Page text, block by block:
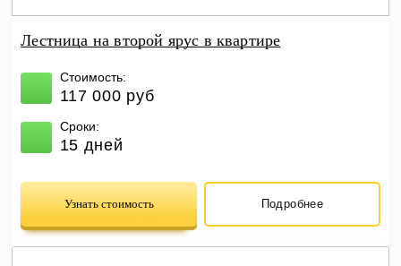
Лестница на второй ярус в квартире
Стоимость:
117 000 руб
Сроки:
15 дней
Узнать стоимость Подробнее